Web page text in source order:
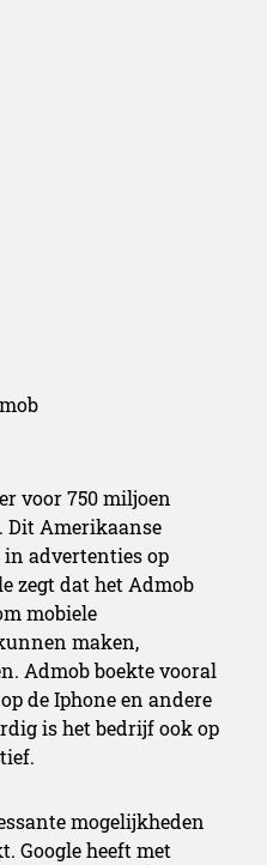
voor 750 miljoen
Dit Amerikaanse
advertenties op
zegt dat het Admob
mobiele
maken,
Admob boekte vooral
de Iphone en andere
is het bedrijf ook op
mogelijkheden
Google heeft met